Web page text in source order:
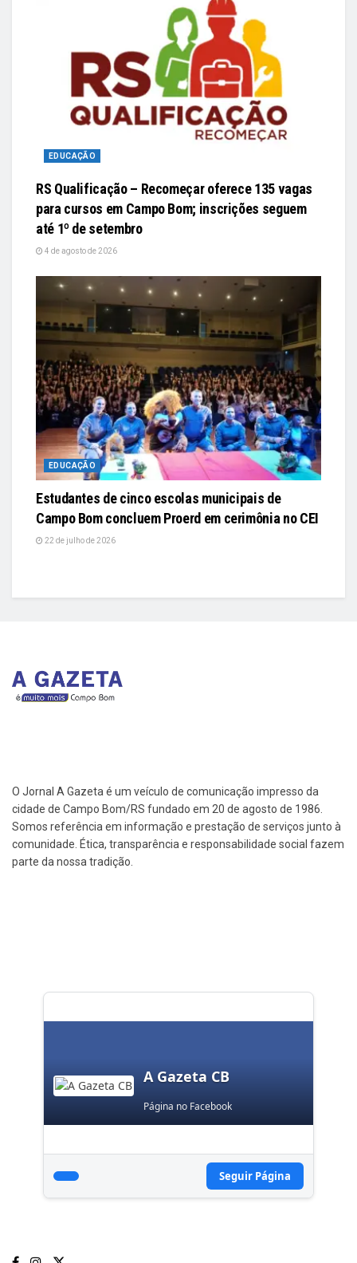
EDUCAÇÃO
RS Qualificação – Recomeçar oferece 135 vagas
para cursos em Campo Bom; inscrições seguem
até 1º de setembro
4 de agosto de 2026
EDUCAÇÃO
Estudantes de cinco escolas municipais de
Campo Bom concluem Proerd em cerimônia no CEI
22 de julho de 2026
O Jornal A Gazeta é um veículo de comunicação impresso da
cidade de Campo Bom/RS fundado em 20 de agosto de 1986.
Somos referência em informação e prestação de serviços junto à
comunidade. Ética, transparência e responsabilidade social fazem
parte da nossa tradição.
A Gazeta CB
Página no Facebook
Seguir Página